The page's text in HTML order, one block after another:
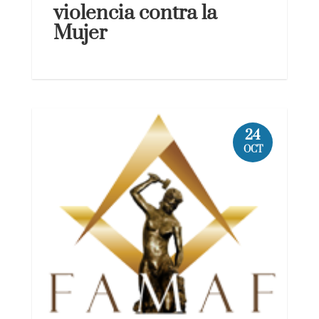
violencia contra la
Mujer
24
OCT